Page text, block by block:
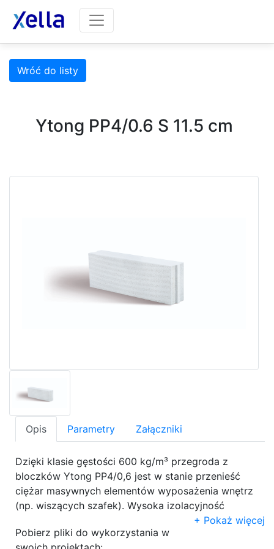
Wróć do listy
Ytong PP4/0.6 S 11.5 cm
Opis Parametry Załączniki
Dzięki klasie gęstości 600 kg/m³ przegroda z
bloczków Ytong PP4/0,6 jest w stanie przenieść
ciężar masywnych elementów wyposażenia wnętrz
(np. wiszących szafek). Wysoka izolacyjność
akustyczna materiału umożliwia budowę ścian
działowych pomiędzy łazienką a pomieszczeniami
Pokaż więcej
Pobierz pliki do wykorzystania w